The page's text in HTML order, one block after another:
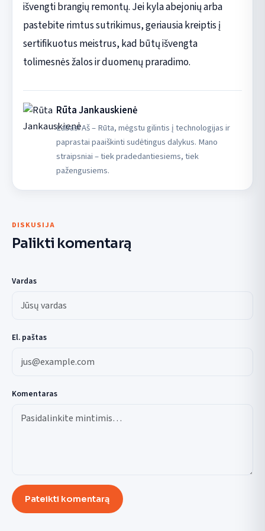
išvengti brangių remontų. Jei kyla abejonių arba
pastebite rimtus sutrikimus, geriausia kreiptis į
sertifikuotus meistrus, kad būtų išvengta
tolimesnės žalos ir duomenų praradimo.
Rūta Jankauskienė
Labas! Aš – Rūta, mėgstu gilintis į technologijas ir
paprastai paaiškinti sudėtingus dalykus. Mano
straipsniai – tiek pradedantiesiems, tiek
pažengusiems.
DISKUSIJA
Palikti komentarą
Vardas
El. paštas
Komentaras
Pateikti komentarą